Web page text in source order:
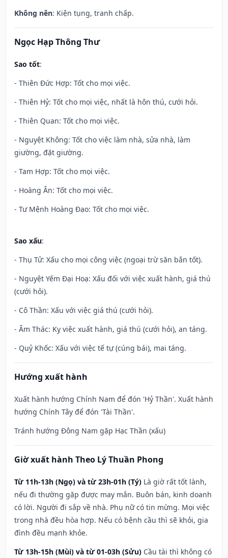
Không nên: Kiện tụng, tranh chấp.
Ngọc Hạp Thông Thư
Sao tốt:
- Thiên Đức Hợp: Tốt cho mọi việc.
- Thiên Hỷ: Tốt cho mọi việc, nhất là hôn thú, cưới hỏi.
- Thiên Quan: Tốt cho mọi việc.
- Nguyệt Không: Tốt cho việc làm nhà, sửa nhà, làm
giường, đặt giường.
- Tam Hợp: Tốt cho mọi việc.
- Hoàng Ân: Tốt cho mọi việc.
- Tư Mệnh Hoàng Đạo: Tốt cho mọi việc.
Sao xấu:
- Thụ Tử: Xấu cho mọi công việc (ngoại trừ săn bắn tốt).
- Nguyệt Yếm Đại Hoạ: Xấu đối với việc xuất hành, giá thú
(cưới hỏi).
- Cô Thần: Xấu với việc giá thú (cưới hỏi).
- Âm Thác: Kỵ việc xuất hành, giá thú (cưới hỏi), an táng.
- Quỷ Khốc: Xấu với việc tế tự (cúng bái), mai táng.
Hướng xuất hành
Xuất hành hướng Chính Nam để đón 'Hỷ Thần'. Xuất hành
hướng Chính Tây để đón 'Tài Thần'.
Tránh hướng Đông Nam gặp Hạc Thần (xấu)
Giờ xuất hành Theo Lý Thuần Phong
Từ 11h-13h (Ngọ) và từ 23h-01h (Tý) Là giờ rất tốt lành,
nếu đi thường gặp được may mắn. Buôn bán, kinh doanh
có lời. Người đi sắp về nhà. Phụ nữ có tin mừng. Mọi việc
trong nhà đều hòa hợp. Nếu có bệnh cầu thì sẽ khỏi, gia
đình đều mạnh khỏe.
Từ 13h-15h (Mùi) và từ 01-03h (Sửu) Cầu tài thì không có